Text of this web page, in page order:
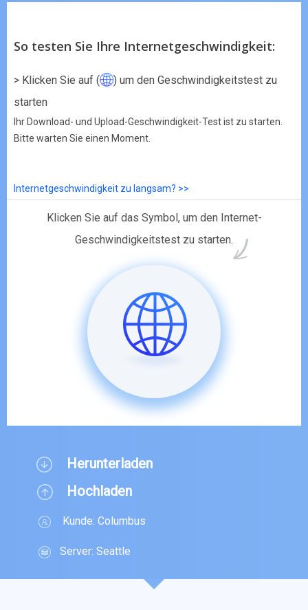
So testen Sie Ihre Internetgeschwindigkeit:
> Klicken Sie auf (
) um den Geschwindigkeitstest zu
starten
Ihr Download- und Upload-Geschwindigkeit-Test ist zu starten.
Bitte warten Sie einen Moment.
Internetgeschwindigkeit zu langsam? >>
Klicken Sie auf das Symbol, um den Internet-
Geschwindigkeitstest zu starten.
Herunterladen
Hochladen
Kunde: Columbus
Server: Seattle